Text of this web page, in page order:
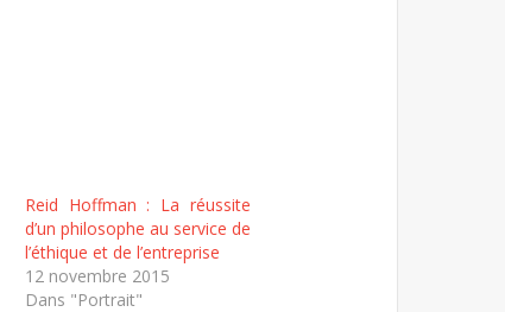
Reid Hoffman : La réussite
d’un philosophe au service de
l’éthique et de l’entreprise
12 novembre 2015
Dans "Portrait"